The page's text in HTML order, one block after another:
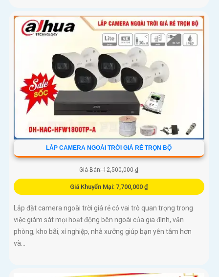
LẮP CAMERA NGOÀI TRỜI GIÁ RẺ TRỌN BỘ
Giá Bán: 12,500,000 ₫
Giá Khuyến Mại: 7,700,000 ₫
Lắp đặt camera ngoài trời giá rẻ có vai trò quan trọng trong
việc giám sát mọi hoạt động bên ngoài của gia đình, văn
phòng, kho bãi, xí nghiệp, nhà xưởng giúp bạn yên tâm hơn
và...